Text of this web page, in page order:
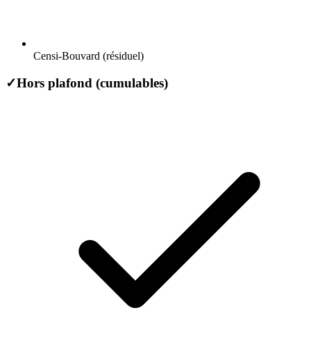
Censi-Bouvard (résiduel)
✓Hors plafond (cumulables)